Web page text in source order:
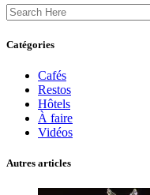
Search
for:
Catégories
Cafés
Restos
Hôtels
À faire
Vidéos
Autres articles